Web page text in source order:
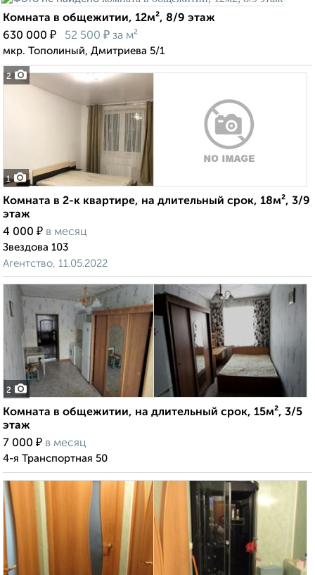
2
Комната в общежитии, 12м², 8/9 этаж
630 000 ₽ 52 500 ₽ за м²
мкр. Тополиный, Дмитриева 5/1
1
Комната в 2-к квартире, на длительный срок, 18м², 3/9
этаж
4 000 ₽ в месяц
Звездова 103
Агентство, 11.05.2022
2
Комната в общежитии, на длительный срок, 15м², 3/5
этаж
7 000 ₽ в месяц
4-я Транспортная 50